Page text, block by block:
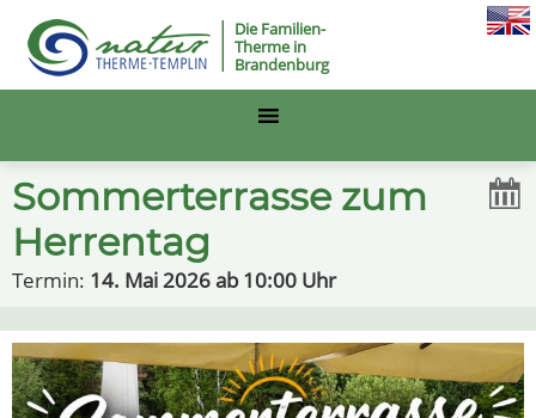
Die Familien-
Therme in
Brandenburg
Sommerterrasse zum
Herrentag
Termin: 14. Mai 2026 ab 10:00 Uhr